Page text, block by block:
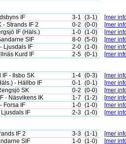
IF 3-1 (3-1)
[mer
- Strands IF 2 0-2 (0-0)
[mer
IF (Häls.) 1-0 (1-0)
[mer
SIF 8-0 (5-0)
[mer
Ljusdals IF 2-0 (1-0)
[mer
Kurd IF 2-5 (0-1) [mer
IF - Ilsbo SK 1-4 (0-3)
[mer
- Hällbo IF 0-1 (0-1)
[mer
SK 0-2 (0-0)
[mer
- Näsvikens IK 1-7 (1-2)
[mer
Forsa IF 1-0 (1-0)
[mer
Ljusdals IF 2-3 (1-0) [mer
IF 2 3-3 (1-1)
[mer
SIF 1-0 (1-0)
[mer